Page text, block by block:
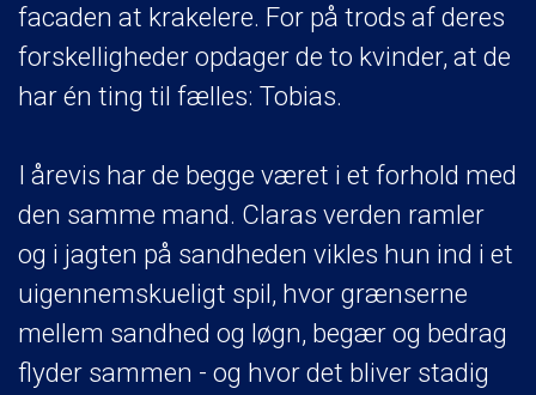
facaden at krakelere. For på trods af deres
forskelligheder opdager de to kvinder, at de
har én ting til fælles: Tobias.
I årevis har de begge været i et forhold med
den samme mand. Claras verden ramler
og i jagten på sandheden vikles hun ind i et
uigennemskueligt spil, hvor grænserne
mellem sandhed og løgn, begær og bedrag
flyder sammen - og hvor det bliver stadig